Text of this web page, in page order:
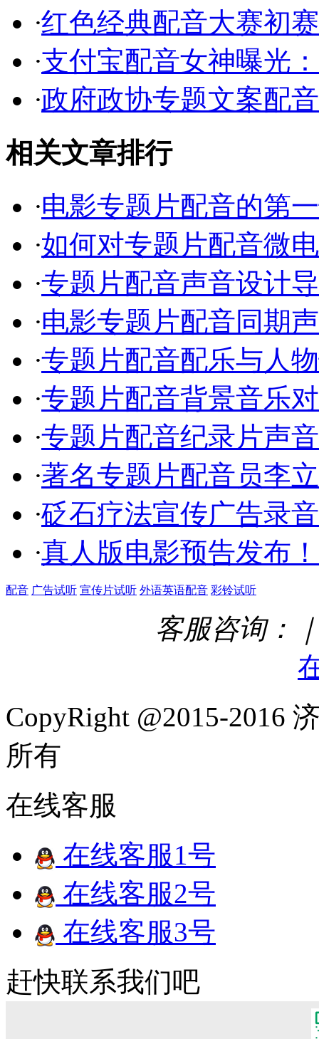
·红色经典配音大赛初
·支付宝配音女神曝光
·政府政协专题文案配
相关文章排行
·电影专题片配音的第
·如何对专题片配音微
·专题片配音声音设计
·电影专题片配音同期
·专题片配音配乐与人
·专题片配音背景音乐
·专题片配音纪录片声
·著名专题片配音员李
·砭石疗法宣传广告录
·真人版电影预告发布
配音 广告试听 宣传片试听 外语英语配音 彩铃试听
客服咨询：
CopyRight @2015-2016
所有
在线客服
在线客服1号
在线客服2号
在线客服3号
赶快联系我们吧